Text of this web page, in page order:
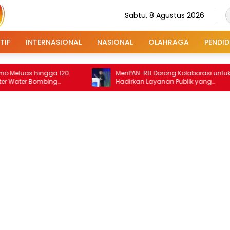
Sabtu, 8 Agustus 2026
INTERNASIONAL NASIONAL OLAHRAGA
120
MenPAN-RB Dorong Kolaborasi untuk
Hadirkan Layanan Publik yang
Terintegrasi dan Inklusif